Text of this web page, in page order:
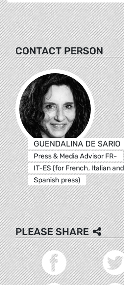
CONTACT PERSON
GUENDALINA DE SARIO
Press & Media Advisor FR-
IT-ES (for French, Italian and
Spanish press)
PLEASE SHARE